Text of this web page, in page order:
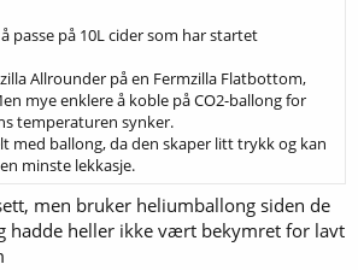
passe på 10L cider som har startet
Allrounder på en Fermzilla Flatbottom,
mye enklere å koble på CO2-ballong for
temperaturen synker.
med ballong, da den skaper litt trykk og kan
minste lekkasje.
men bruker heliumballong siden de
hadde heller ikke vært bekymret for lavt